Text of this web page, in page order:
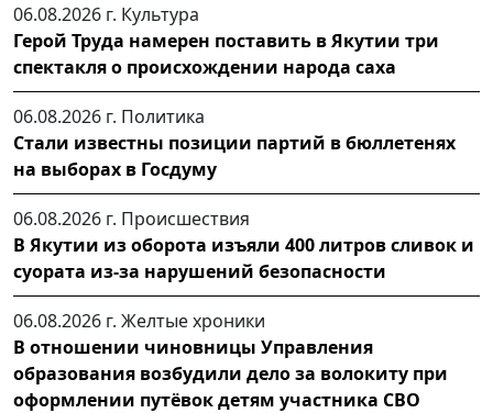
06.08.2026 г. Культура
Герой Труда намерен поставить в Якутии три
спектакля о происхождении народа саха
06.08.2026 г. Политика
Стали известны позиции партий в бюллетенях
на выборах в Госдуму
06.08.2026 г. Происшествия
В Якутии из оборота изъяли 400 литров сливок и
суората из-за нарушений безопасности
06.08.2026 г. Желтые хроники
В отношении чиновницы Управления
образования возбудили дело за волокиту при
оформлении путёвок детям участника СВО